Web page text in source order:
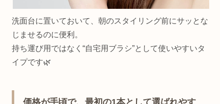
洗面台に置いておいて、朝のスタイリング前にサッとな
じませるのに便利。
持ち運び用ではなく“自宅用ブラシ”として使いやすいタ
イプです🌿